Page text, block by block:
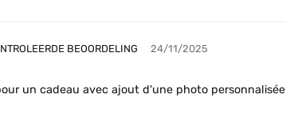
BEOORDELING 24/11/2025
un cadeau avec ajout d'une photo personnalisée